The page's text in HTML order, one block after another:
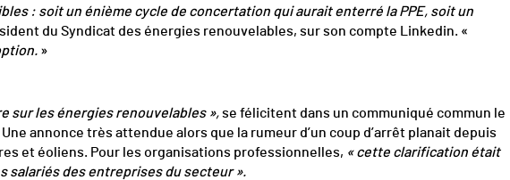
: soit un énième cycle de concertation qui aurait enterré la PPE, soit un
du Syndicat des énergies renouvelables, sur son compte Linkedin. «
»
sur les énergies renouvelables »,se félicitent dans un communiqué commun le
annonce très attendue alors que la rumeur d’un coup d’arrêt planait depuis
et éoliens. Pour les organisations professionnelles, « cette clarification était
salariés des entreprises du secteur ».